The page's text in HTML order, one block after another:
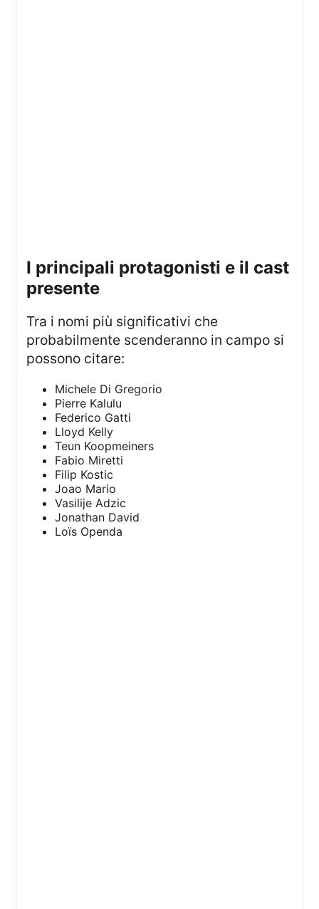
i principali protagonisti e il cast
presente
Tra i nomi più significativi che
probabilmente scenderanno in campo si
possono citare:
Michele Di Gregorio
Pierre Kalulu
Federico Gatti
Lloyd Kelly
Teun Koopmeiners
Fabio Miretti
Filip Kostic
Joao Mario
Vasilije Adzic
Jonathan David
Loïs Openda